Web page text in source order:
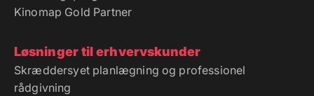
Kinomap Gold Partner
Løsninger til erhvervskunder
Skræddersyet planlægning og professionel
rådgivning